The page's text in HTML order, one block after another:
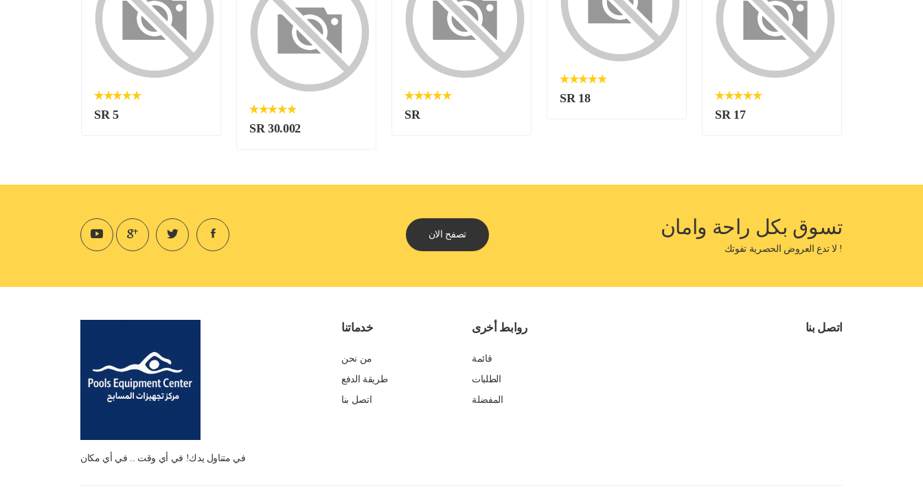
SR 5
SR 30.002
SR
SR 18
SR 17
تسوق بكل راحة وامان
! لا تدع العروض الحصرية تفوتك
تصفح الان
في متناول يدك! في أي وقت .. في أي مكان
خدماتنا
من نحن
طريقة الدفع
اتصل بنا
روابط أخرى
قائمة
الطلبات
المفضلة
اتصل بنا